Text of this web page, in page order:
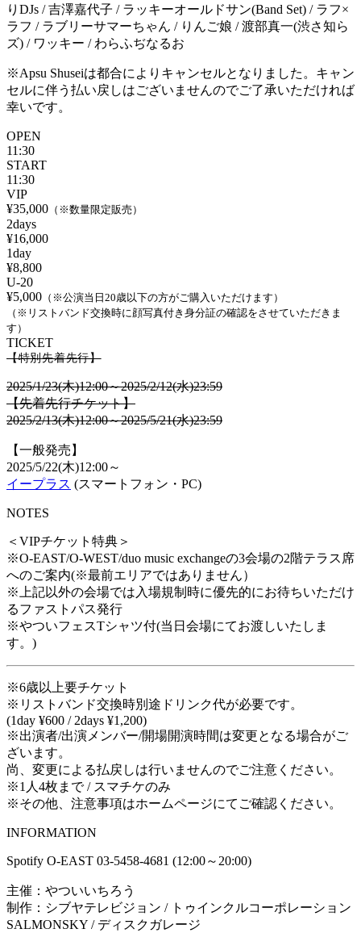
りDJs / 吉澤嘉代子 / ラッキーオールドサン(Band Set) / ラフ×
ラフ / ラブリーサマーちゃん / りんご娘 / 渡部真一(渋さ知ら
ズ) / ワッキー / わらふぢなるお
※Apsu Shuseiは都合によりキャンセルとなりました。キャン
セルに伴う払い戻しはございませんのでご了承いただければ
幸いです。
OPEN
11:30
START
11:30
VIP
¥35,000 （※数量限定販売）
2days
¥16,000
1day
¥8,800
U-20
¥5,000 （※公演当日20歳以下の方がご購入いただけます）
（※リストバンド交換時に顔写真付き身分証の確認をさせていただきま
す）
TICKET
【特別先着先行】
2025/1/23(木)12:00～2025/2/12(水)23:59
【先着先行チケット】
2025/2/13(木)12:00～2025/5/21(水)23:59
【一般発売】
2025/5/22(木)12:00～
イープラス (スマートフォン・PC)
NOTES
＜VIPチケット特典＞
※O-EAST/O-WEST/duo music exchangeの3会場の2階テラス席
へのご案内(※最前エリアではありません）
※上記以外の会場では入場規制時に優先的にお待ちいただけ
るファストパス発行
※やついフェスTシャツ付(当日会場にてお渡しいたしま
す。)
※6歳以上要チケット
※リストバンド交換時別途ドリンク代が必要です。
(1day ¥600 / 2days ¥1,200)
※出演者/出演メンバー/開場開演時間は変更となる場合がご
ざいます。
尚、変更による払戻しは行いませんのでご注意ください。
※1人4枚まで / スマチケのみ
※その他、注意事項はホームページにてご確認ください。
INFORMATION
Spotify O-EAST 03-5458-4681 (12:00～20:00)
主催：やついいちろう
制作：シブヤテレビジョン / トゥインクルコーポレーション
SALMONSKY / ディスクガレージ